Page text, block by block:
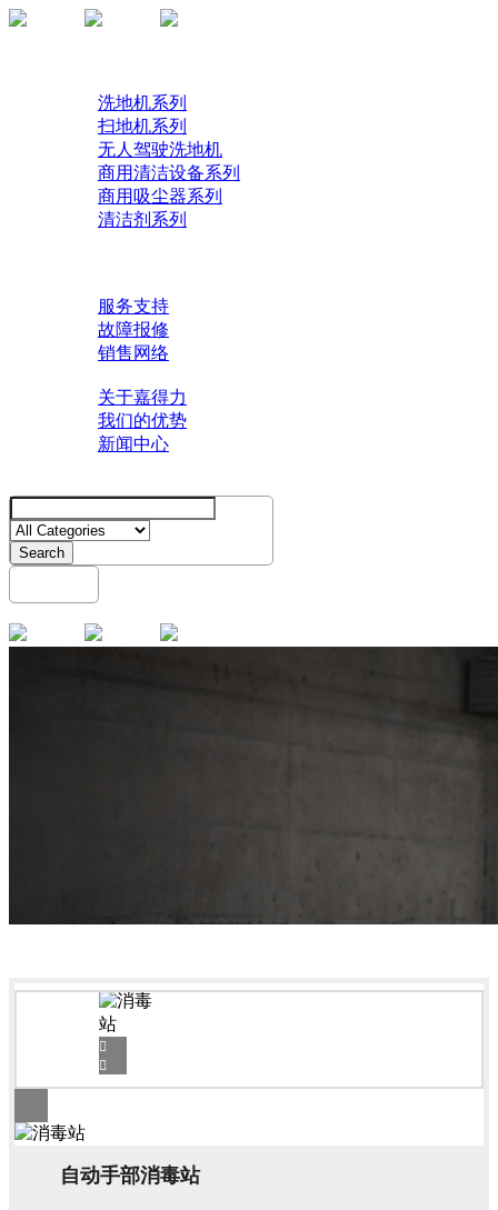
洗地机系列
扫地机系列
无人驾驶洗地机
商用清洁设备系列
商用吸尘器系列
清洁剂系列
服务支持
故障报修
销售网络
关于嘉得力
我们的优势
新闻中心
Search
自动手部消毒站